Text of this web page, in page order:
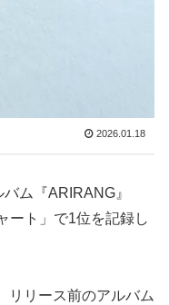
2026.01.18
ム『ARIRANG』
ート」で1位を記録し
リリース前のアルバム